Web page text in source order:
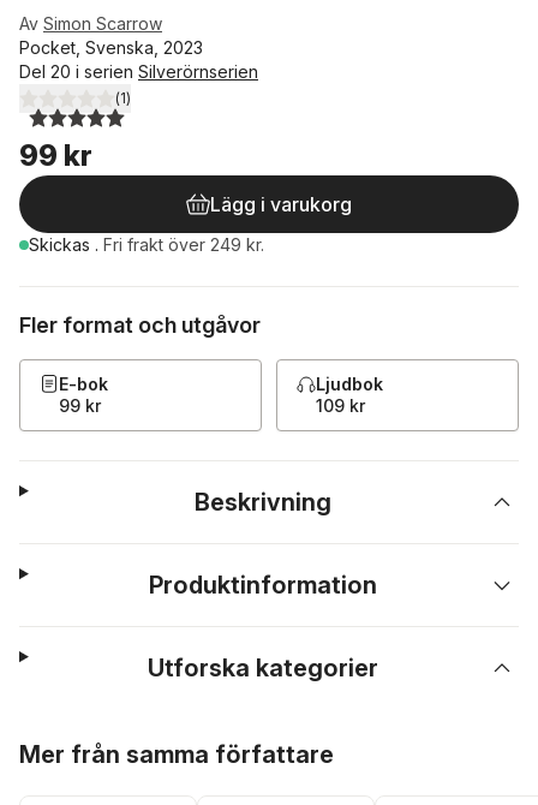
Av Simon Scarrow
Pocket, Svenska, 2023
Del 20 i serien Silverörnserien
5,0utav 5 stjärnor. Totalt antal röster:
(1)
99 kr
Lägg i varukorg
Skickas . Fri frakt över 249 kr.
Fler format och utgåvor
E-bok
99 kr
Ljudbok
109 kr
Beskrivning
Produktinformation
Utforska kategorier
Mer från samma författare